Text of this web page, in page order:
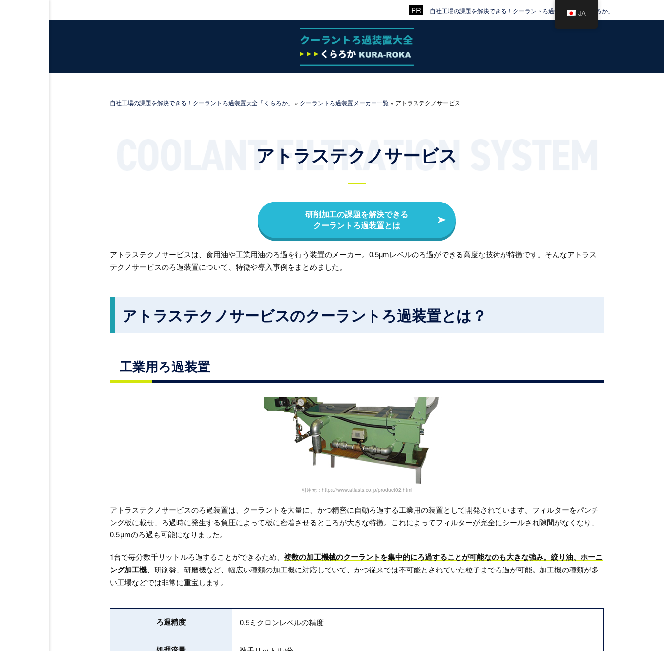
自社工場の課題を解決できる！クーラントろ過装置大全「くらろか」
自社工場の課題を解決できる！クーラントろ過装置大全「くらろか」 » クーラントろ過装置メーカー一覧 » アトラステクノサービス
アトラステクノサービス
研削加工の課題を解決できる
クーラントろ過装置とは
アトラステクノサービスは、食用油や工業用油のろ過を行う装置のメーカー。0.5µmレベルのろ過ができる高度な技術が特徴です。そんなアトラス
テクノサービスのろ過装置について、特徴や導入事例をまとめました。
アトラステクノサービスのクーラントろ過装置とは？
工業用ろ過装置
引用元：https://www.atlasts.co.jp/product02.html
アトラステクノサービスのろ過装置は、クーラントを大量に、かつ精密に自動ろ過する工業用の装置として開発されています。フィルターをパンチ
ング板に載せ、ろ過時に発生する負圧によって板に密着させるところが大きな特徴。これによってフィルターが完全にシールされ隙間がなくなり、
0.5μmのろ過も可能になりました。
1台で毎分数千リットルろ過することができるため、 複数の加工機械のクーラントを集中的にろ過することが可能なのも大きな強み。絞り油、ホーニ
ング加工機 、研削盤、研磨機など、幅広い種類の加工機に対応していて、かつ従来では不可能とされていた粒子までろ過が可能。加工機の種類が多
い工場などでは非常に重宝します。
ろ過精度 0.5ミクロンレベルの精度
JA